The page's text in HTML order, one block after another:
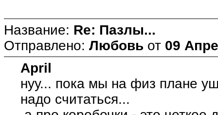
Название: Re: Пазлы...
Отправлено: Любовь от 09
April
нуу... пока мы на физ плане
надо считаться...